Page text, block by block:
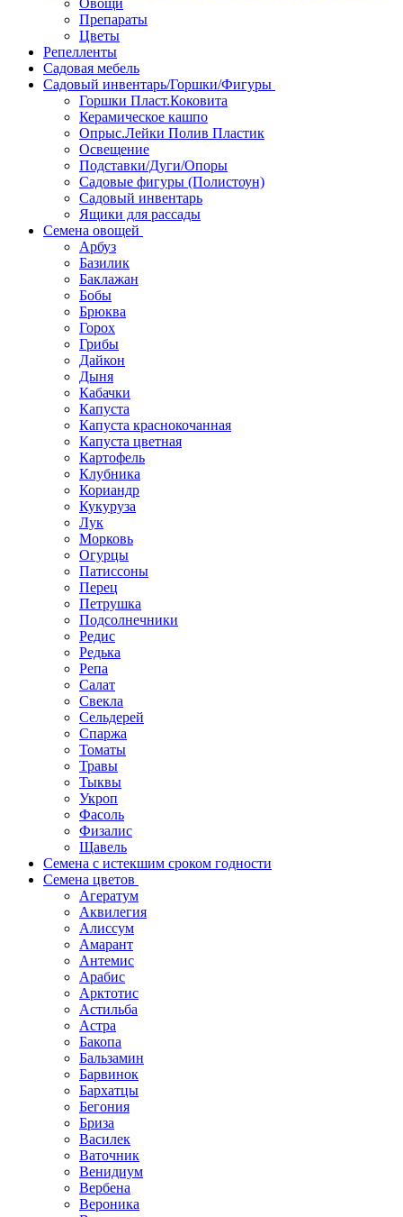
Овощи
Препараты
Цветы
Репелленты
Садовая мебель
Садовый инвентарь/Горшки/Фигуры
Горшки Пласт.Коковита
Керамическое кашпо
Опрыс.Лейки Полив Пластик
Освещение
Подставки/Дуги/Опоры
Садовые фигуры (Полистоун)
Садовый инвентарь
Ящики для рассады
Семена овощей
Арбуз
Базилик
Баклажан
Бобы
Брюква
Горох
Грибы
Дайкон
Дыня
Кабачки
Капуста
Капуста краснокочанная
Капуста цветная
Картофель
Клубника
Кориандр
Кукуруза
Лук
Морковь
Огурцы
Патиссоны
Перец
Петрушка
Подсолнечники
Редис
Редька
Репа
Салат
Свекла
Сельдерей
Спаржа
Томаты
Травы
Тыквы
Укроп
Фасоль
Физалис
Щавель
Семена с истекшим сроком годности
Семена цветов
Агератум
Аквилегия
Алиссум
Амарант
Антемис
Арабис
Арктотис
Астильба
Астра
Бакопа
Бальзамин
Барвинок
Бархатцы
Бегония
Бриза
Василек
Ваточник
Венидиум
Вербена
Вероника